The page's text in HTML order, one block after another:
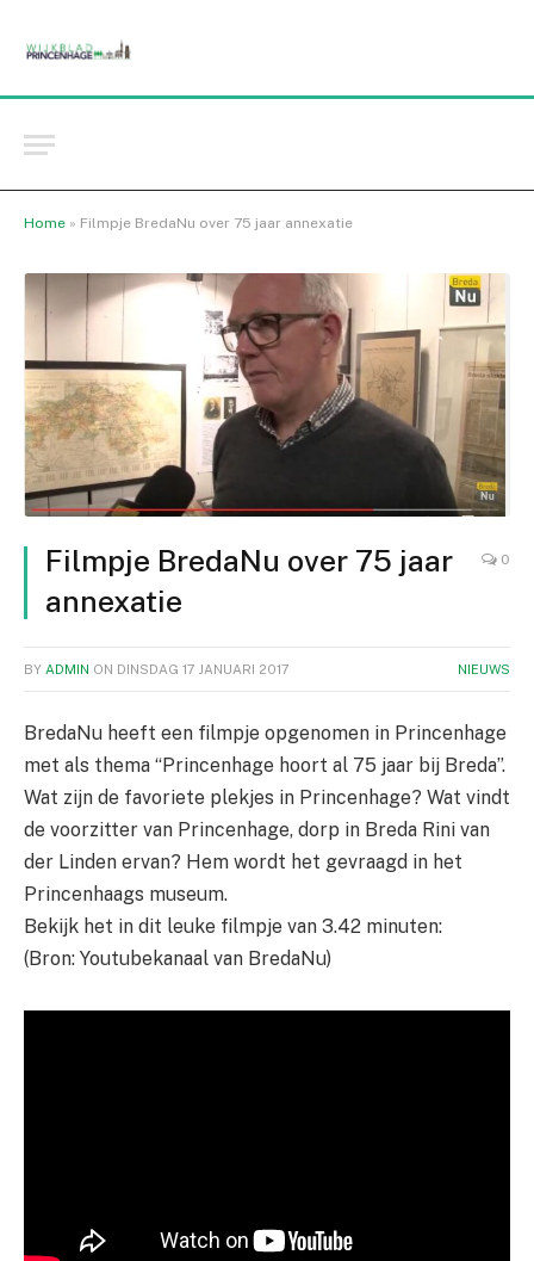
Home » Filmpje BredaNu over 75 jaar annexatie
Filmpje BredaNu over 75 jaar
annexatie
0
BY ADMIN ON DINSDAG 17 JANUARI 2017 NIEUWS
BredaNu heeft een filmpje opgenomen in Princenhage
met als thema “Princenhage hoort al 75 jaar bij Breda”.
Wat zijn de favoriete plekjes in Princenhage? Wat vindt
de voorzitter van Princenhage, dorp in Breda Rini van
der Linden ervan? Hem wordt het gevraagd in het
Princenhaags museum.
Bekijk het in dit leuke filmpje van 3.42 minuten:
(Bron: Youtubekanaal van BredaNu)